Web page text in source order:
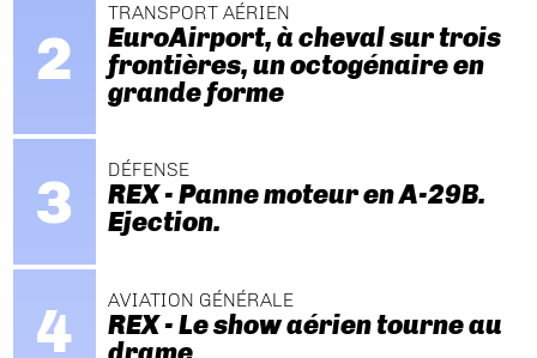
TRANSPORT AÉRIEN
EuroAirport, à cheval sur trois
frontières, un octogénaire en
grande forme
DÉFENSE
REX - Panne moteur en A-29B.
Ejection.
AVIATION GÉNÉRALE
REX - Le show aérien tourne au